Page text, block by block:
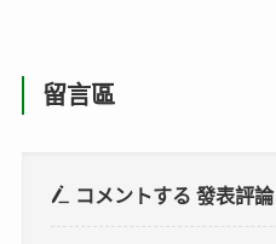
留言區
コメントする發表評論